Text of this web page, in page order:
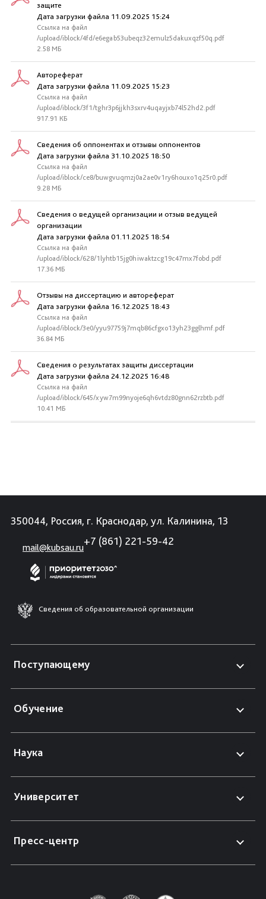
защите
Дата загрузки файла 11.09.2025 15:24
Ссылка на файл
/upload/iblock/4fd/e6egab53ubeqz32emulz5dakuxqzf50q.pdf
2.58 МБ
Автореферат
Дата загрузки файла 11.09.2025 15:23
Ссылка на файл
/upload/iblock/3f1/tghr3p6jjkh3sxrv4uqayjxb74l52hd2.pdf
917.91 КБ
Сведения об оппонентах и отзывы оппонентов
Дата загрузки файла 31.10.2025 18:50
Ссылка на файл
/upload/iblock/ce8/buwgvuqmzj0a2ae0v1ry6houxo1q25r0.pdf
9.28 МБ
Сведения о ведущей организации и отзыв ведущей
организации
Дата загрузки файла 01.11.2025 18:54
Ссылка на файл
/upload/iblock/628/1lyhtb15jg0hiwaktzcg19c47mx7fobd.pdf
17.36 МБ
Отзывы на диссертацию и автореферат
Дата загрузки файла 16.12.2025 18:43
Ссылка на файл
/upload/iblock/3e0/yyu97759j7mqb86cfgxo13yh23gglhmf.pdf
36.84 МБ
Сведения о результатах защиты диссертации
Дата загрузки файла 24.12.2025 16:48
Ссылка на файл
/upload/iblock/645/xyw7m99nyoje6qh6vtdz80gnn62rzbtb.pdf
10.41 МБ
350044, Россия, г. Краснодар, ул. Калинина, 13
mail@kubsau.ru
+7 (861) 221-59-42
Сведения об образовательной организации
Поступающему
Обучение
Наука
Университет
Пресс-центр